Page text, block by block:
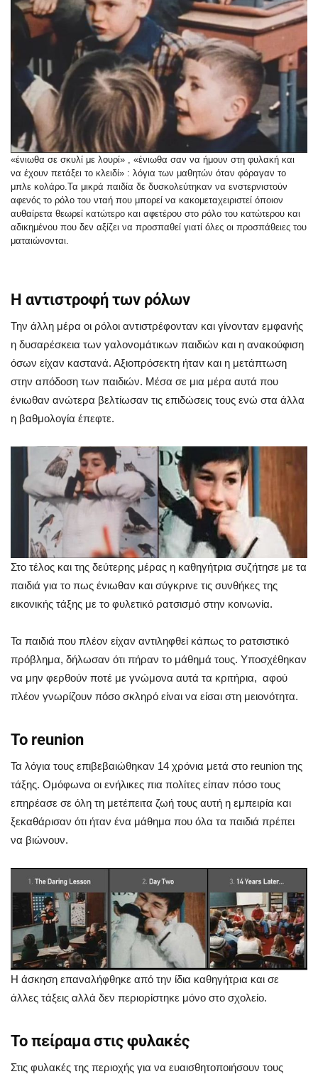
«ένιωθα σε σκυλί με λουρί» , «ένιωθα σαν να ήμουν στη φυλακή και
να έχουν πετάξει το κλειδί» : λόγια των μαθητών όταν φόραγαν το
μπλε κολάρο.Τα μικρά παιδία δε δυσκολεύτηκαν να ενστερνιστούν
αφενός το ρόλο του νταή που μπορεί να κακομεταχειριστεί όποιον
αυθαίρετα θεωρεί κατώτερο και αφετέρου στο ρόλο του κατώτερου και
αδικημένου που δεν αξίζει να προσπαθεί γιατί όλες οι προσπάθειες του
ματαιώνονται.
Η αντιστροφή των ρόλων
Την άλλη μέρα οι ρόλοι αντιστρέφονταν και γίνονταν εμφανής
η δυσαρέσκεια των γαλονομάτικων παιδιών και η ανακούφιση
όσων είχαν καστανά. Αξιοπρόσεκτη ήταν και η μετάπτωση
στην απόδοση των παιδιών. Μέσα σε μια μέρα αυτά που
ένιωθαν ανώτερα βελτίωσαν τις επιδώσεις τους ενώ στα άλλα
η βαθμολογία έπεφτε.
Στο τέλος και της δεύτερης μέρας η καθηγήτρια συζήτησε με τα
παιδιά για το πως ένιωθαν και σύγκρινε τις συνθήκες της
εικονικής τάξης με το φυλετικό ρατσισμό στην κοινωνία.
Τα παιδιά που πλέον είχαν αντιληφθεί κάπως το ρατσιστικό
πρόβλημα, δήλωσαν ότι πήραν το μάθημά τους. Υποσχέθηκαν
να μην φερθούν ποτέ με γνώμονα αυτά τα κριτήρια, αφού
πλέον γνωρίζουν πόσο σκληρό είναι να είσαι στη μειονότητα.
Το reunion
Τα λόγια τους επιβεβαιώθηκαν 14 χρόνια μετά στο reunion της
τάξης. Ομόφωνα οι ενήλικες πια πολίτες είπαν πόσο τους
επηρέασε σε όλη τη μετέπειτα ζωή τους αυτή η εμπειρία και
ξεκαθάρισαν ότι ήταν ένα μάθημα που όλα τα παιδιά πρέπει
να βιώνουν.
Η άσκηση επαναλήφθηκε από την ίδια καθηγήτρια και σε
άλλες τάξεις αλλά δεν περιορίστηκε μόνο στο σχολείο.
Το πείραμα στις φυλακές
Στις φυλακές της περιοχής για να ευαισθητοποιήσουν τους